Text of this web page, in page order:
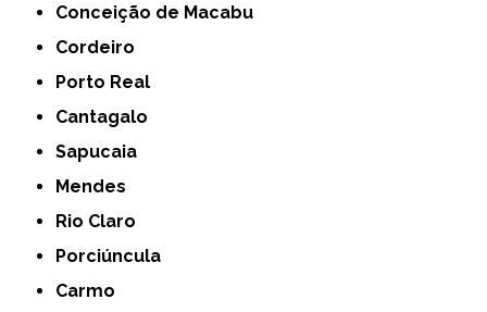
Conceição de Macabu
Cordeiro
Porto Real
Cantagalo
Sapucaia
Mendes
Rio Claro
Porciúncula
Carmo